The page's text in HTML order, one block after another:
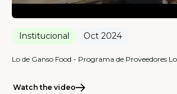
Institucional Oct 2024
Lo de Ganso Food - Programa de Proveedores
Watch the video